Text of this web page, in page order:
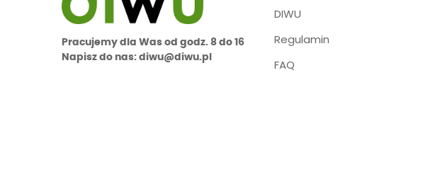
Pracujemy dla Was od godz. 8 do 16
Napisz do nas: diwu@diwu.pl
DIWU
Regulamin
FAQ